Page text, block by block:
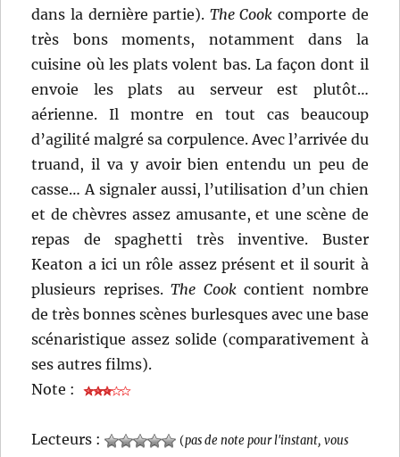
dans la dernière partie). The Cook comporte de
très bons moments, notamment dans la
cuisine où les plats volent bas. La façon dont il
envoie les plats au serveur est plutôt…
aérienne. Il montre en tout cas beaucoup
d’agilité malgré sa corpulence. Avec l’arrivée du
truand, il va y avoir bien entendu un peu de
casse… A signaler aussi, l’utilisation d’un chien
et de chèvres assez amusante, et une scène de
repas de spaghetti très inventive. Buster
Keaton a ici un rôle assez présent et il sourit à
plusieurs reprises.The Cookcontient nombre
de très bonnes scènes burlesques avec une base
scénaristique assez solide (comparativement à
ses autres films).
Note :
Lecteurs : (pas de note pour l'instant, vous